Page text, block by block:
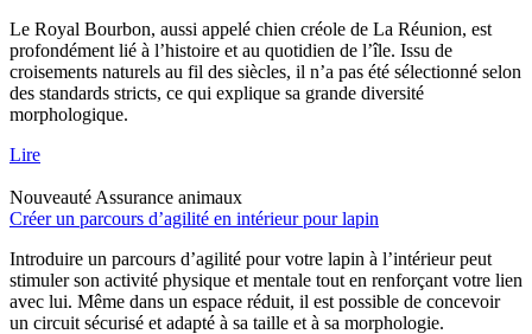
Le Royal Bourbon, aussi appelé chien créole de La Réunion, est
profondément lié à l’histoire et au quotidien de l’île. Issu de
croisements naturels au fil des siècles, il n’a pas été sélectionné selon
des standards stricts, ce qui explique sa grande diversité
morphologique.
Lire
Nouveauté Assurance animaux
Créer un parcours d’agilité en intérieur pour lapin
Introduire un parcours d’agilité pour votre lapin à l’intérieur peut
stimuler son activité physique et mentale tout en renforçant votre lien
avec lui. Même dans un espace réduit, il est possible de concevoir
un circuit sécurisé et adapté à sa taille et à sa morphologie.